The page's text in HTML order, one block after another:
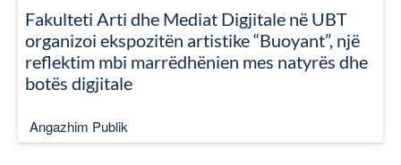
Fakulteti Arti dhe Mediat Digjitale në UBT
organizoi ekspozitën artistike “Buoyant”, një
reflektim mbi marrëdhënien mes natyrës dhe
botës digjitale
Angazhim Publik